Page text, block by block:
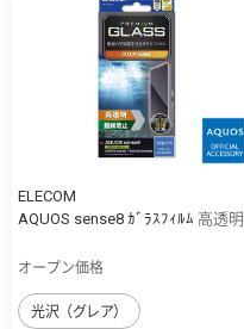
ELECOM
AQUOS sense8 ｶﾞﾗｽﾌｨﾙﾑ 高透明
オープン価格
光沢（グレア）